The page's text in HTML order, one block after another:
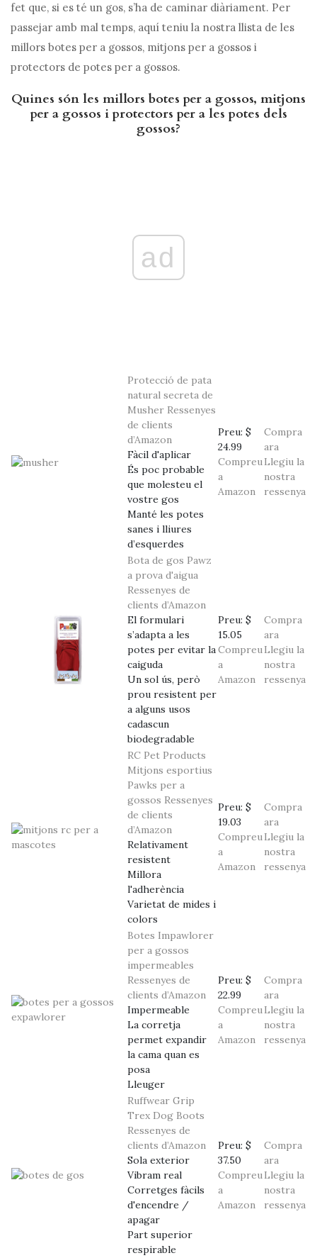
fet que, si es té un gos, s’ha de caminar diàriament. Per
passejar amb mal temps, aquí teniu la nostra llista de les
millors botes per a gossos, mitjons per a gossos i
protectors de potes per a gossos.
Quines són les millors botes per a gossos, mitjons
per a gossos i protectors per a les potes dels
gossos?
ad
Protecció de pata
natural secreta de
Musher Ressenyes
de clients
d’Amazon
Fàcil d'aplicar
És poc probable
que molesteu el
vostre gos
Manté les potes
sanes i lliures
d’esquerdes
Preu: $
24.99
Compreu
a
Amazon
Compra
ara
Llegiu la
nostra
ressenya
Bota de gos Pawz
a prova d'aigua
Ressenyes de
clients d’Amazon
El formulari
s’adapta a les
potes per evitar la
caiguda
Un sol ús, però
prou resistent per
a alguns usos
cadascun
biodegradable
Preu: $
15.05
Compreu
a
Amazon
Compra
ara
Llegiu la
nostra
ressenya
RC Pet Products
Mitjons esportius
Pawks per a
gossos Ressenyes
de clients
d’Amazon
Relativament
resistent
Millora
l'adherència
Varietat de mides i
colors
Preu: $
19.03
Compreu
a
Amazon
Compra
ara
Llegiu la
nostra
ressenya
Botes Impawlorer
per a gossos
impermeables
Ressenyes de
clients d’Amazon
Impermeable
La corretja
permet expandir
la cama quan es
posa
Lleuger
Preu: $
22.99
Compreu
a
Amazon
Compra
ara
Llegiu la
nostra
ressenya
Ruffwear Grip
Trex Dog Boots
Ressenyes de
clients d’Amazon
Sola exterior
Vibram real
Corretges fàcils
d'encendre /
apagar
Part superior
respirable
Preu: $
37.50
Compreu
a
Amazon
Compra
ara
Llegiu la
nostra
ressenya